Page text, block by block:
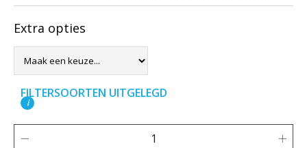
Extra opties
FILTERSOORTEN UITGELEGD
i